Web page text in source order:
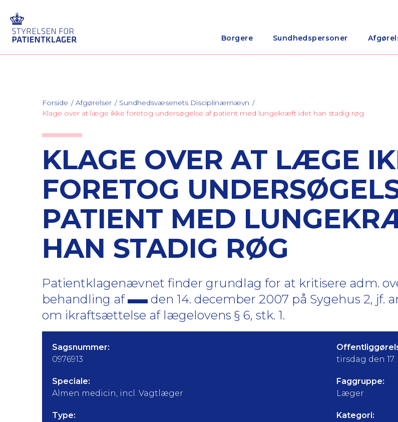
Borgere Sundhedspersoner
Forside Afgørelser
Sundhedsvæsenets Disciplinærnævn
Klage over at læge ikke foretog undersøgelse af patient med lungekræft idet han stadig røg
KLAGE OVER AT LÆGE
FORETOG
PATIENT MED
HAN STADIG RØG
Patientklagenævnet finder grundlag for at kritisere adm.
behandling af
den 14. december 2007 på Sygehus 2, jf.
om ikraftsættelse af lægelovens § 6, stk. 1.
Sagsnummer:
0976913
tirsdag den
Speciale:
Almen medicin, incl. Vagtlæger
Faggruppe:
Læger
Type:
Kategori: